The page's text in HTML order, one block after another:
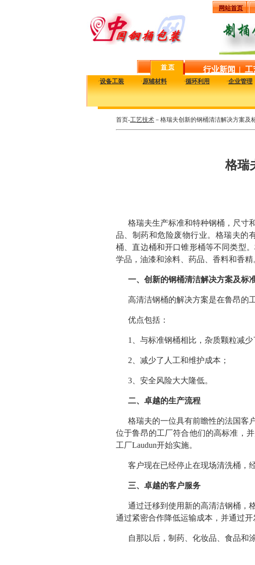
网站首页
首 页 行业新闻 | 工
·设备工装 ·原辅材料 ·循环利用 ·企业管理
首页-工艺技术 －格瑞夫创新的钢桶清洁解决方案及
格瑞
格瑞夫生产标准和特种钢桶，尺寸
品、制药和危险废物行业。格瑞夫的
桶、直边桶和开口锥形桶等不同类型
学品，油漆和涂料、药品、香料和香精
一、创新的钢桶清洁解决方案及标
高清洁钢桶的解决方案是在鲁昂的
优点包括：
1、与标准钢桶相比，杂质颗粒减少
2、减少了人工和维护成本；
3、安全风险大大隆低。
二、卓越的生产流程
格瑞夫的一位具有前瞻性的法国客
位于鲁昂的工厂符合他们的高标准，
工厂Laudun开始实施。
客户现在已经停止在现场清洗桶，
三、卓越的客户服务
通过迁移到使用新的高清洁钢桶，
通过紧密合作降低运输成本，并通过
自那以后，制药、化妆品、食品和